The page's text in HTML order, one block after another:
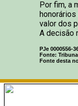
Por fim, a
valor dos
A decisão
PJe 0000556-
Fonte:
Fonte desta